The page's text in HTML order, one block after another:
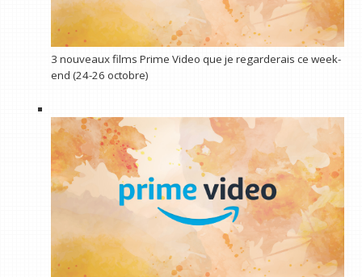
3 nouveaux films Prime Video que je regarderais ce week-
end (24-26 octobre)